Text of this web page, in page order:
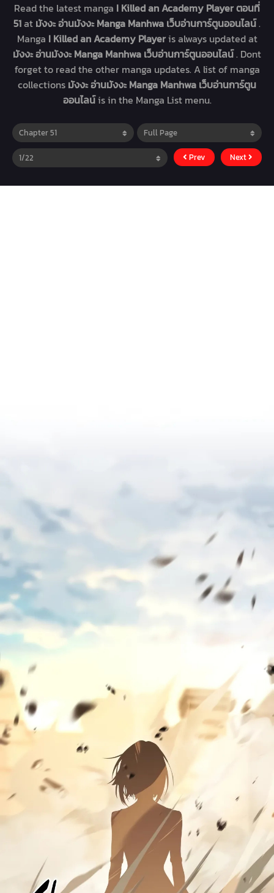
Read the latest manga I Killed an Academy Player ตอนที่
51at มังงะ อ่านมังงะ Manga Manhwa เว็บอ่านการ์ตูนออนไลน์.
Manga I Killed an Academy Playeris always updated at
มังงะ อ่านมังงะ Manga Manhwa เว็บอ่านการ์ตูนออนไลน์. Dont
forget to read the other manga updates. A list of manga
collections มังงะ อ่านมังงะ Manga Manhwa เว็บอ่านการ์ตูน
ออนไลน์is in the Manga List menu.
Prev Next